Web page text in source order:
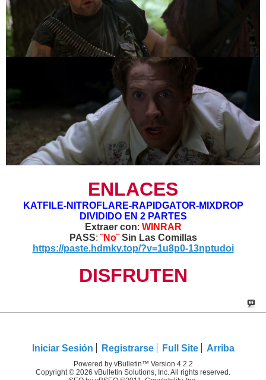
ENLACES
KATFILE-NITROFLARE-RAPIDGATOR-MIXDROP
DIVIDIDO EN 2 PARTES
Extraer con: WINRAR
PASS: ¨No¨ Sin Las Comillas
https://paste.hdmkv.top/?v=1u8p0-13nptudoi
DISFRUTEN
Iniciar Sesión Registrarse Full Site Arriba
Powered by vBulletin™ Version 4.2.2
Copyright © 2026 vBulletin Solutions, Inc. All rights reserved.